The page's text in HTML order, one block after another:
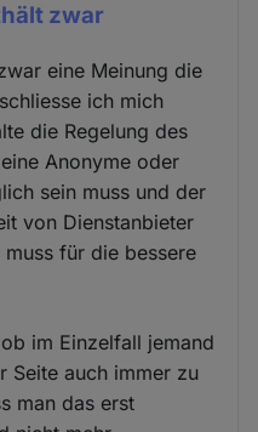
zwar
eine Meinung die
ich mich
die Regelung des
Anonyme oder
sein muss und der
von Dienstanbieter
für die bessere
im Einzelfall jemand
Seite auch immer zu
man das erst